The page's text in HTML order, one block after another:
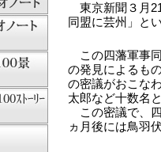
東京新聞３月
同盟に芸州」と
この四藩軍事
の発見によるも
の密議がおこな
太郎など十数名
この密議で、
ヵ月後には鳥羽